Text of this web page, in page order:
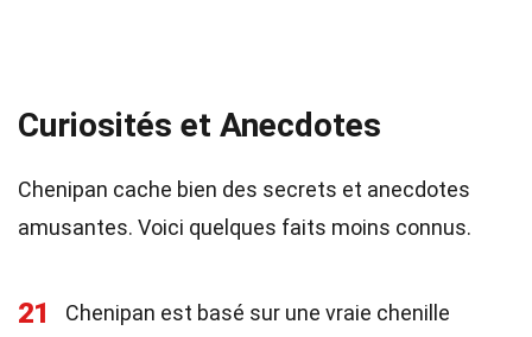
Curiosités et Anecdotes
Chenipan cache bien des secrets et anecdotes
amusantes. Voici quelques faits moins connus.
21
Chenipan est basé sur une vraie chenille